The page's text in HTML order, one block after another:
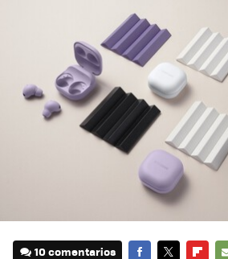
10 comentarios